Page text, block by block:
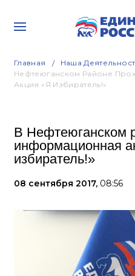
Главная Наша
Нефтеюганском Районе
Акция «Я Избиратель!»
В Нефтеюганском
информационная
избиратель!»
08 сентября 2017, 08:56